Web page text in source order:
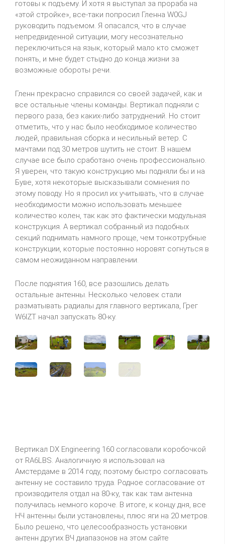
готовы к подъему. И хотя я выступал за прораба на
«этой стройке», все-таки попросил Гленна W0GJ
руководить подъемом. Я опасался, что в случае
непредвиденной ситуации, могу несознательно
переключиться на язык, который мало кто сможет
понять, и мне будет стыдно до конца жизни за
возможные обороты речи.
Гленн прекрасно справился со своей задачей, как и
все остальные члены команды. Вертикал подняли с
первого раза, без каких-либо затруднений. Но стоит
отметить, что у нас было необходимое количество
людей, правильная сборка и несильный ветер. С
мачтами под 30 метров шутить не стоит. В нашем
случае все было сработано очень профессионально.
Я уверен, что такую конструкцию мы подняли бы и на
Буве, хотя некоторые высказывали сомнения по
этому поводу. Но я просил их учитывать, что в случае
необходимости можно использовать меньшее
количество колен, так как это фактически модульная
конструкция. А вертикал собранный из подобных
секций поднимать намного проще, чем тонкотрубные
конструкции, которые постоянно норовят согнуться в
самом неожиданном направлении.
После поднятия 160, все разошлись делать
остальные антенны. Несколько человек стали
разматывать радиалы для главного вертикала, Грег
W6IZT начал запускать 80-ку.
Вертикал DX Engineering 160 согласовали коробочкой
от RA6LBS. Аналогичную я использовал на
Амстердаме в 2014 году, поэтому быстро согласовать
антенну не составило труда. Родное согласование от
производителя отдал на 80-ку, так как там антенна
получилась немного короче. В итоге, к концу дня, все
НЧ антенны были установлены, плюс яги на 20 метров.
Было решено, что целесообразность установки
антенн других ВЧ диапазонов на этом сайте